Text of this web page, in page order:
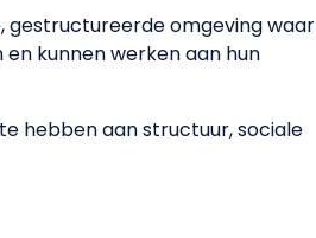
gestructureerde omgeving waar
kunnen werken aan hun
hebben aan structuur, sociale